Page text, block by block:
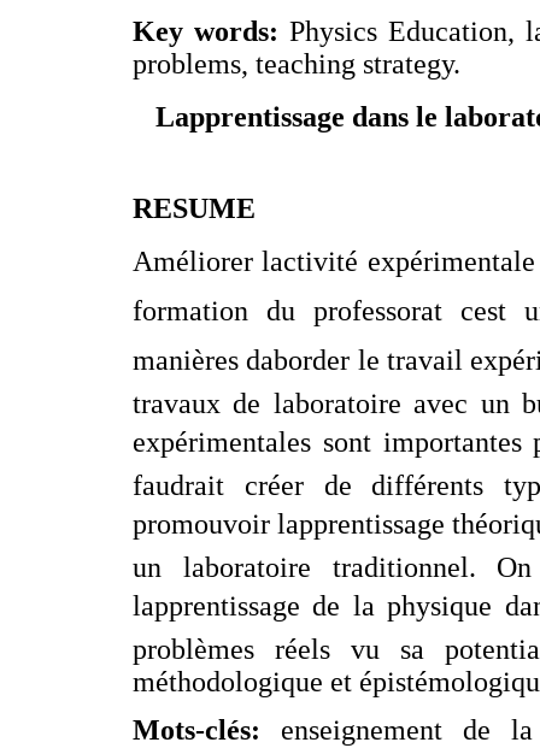
Key words: Physics Education,
problems, teaching strategy.
Lapprentissage dans le
RESUME
Améliorer lactivité
formation du professorat cest
manières daborder le travail
travaux de laboratoire avec un
expérimentales sont importantes
faudrait créer de différents
promouvoir lapprentissage
un laboratoire traditionnel.
lapprentissage de la physique
problèmes réels vu sa
méthodologique et
Mots-clés: enseignement de